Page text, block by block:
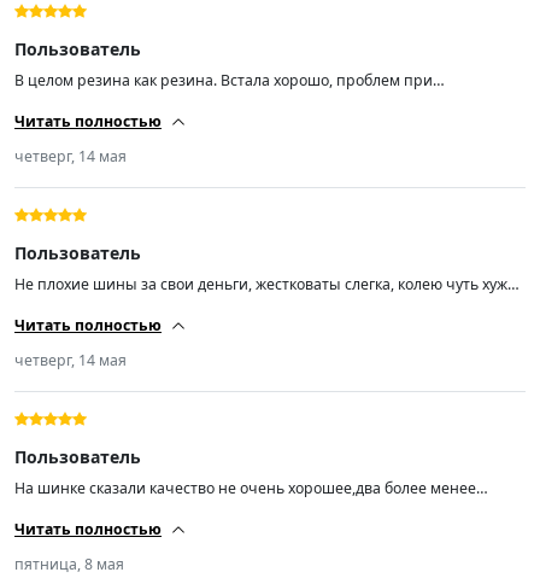
Пользователь
В целом резина как резина. Встала хорошо, проблем при
многие писали чуть шумновата, нo это мелочь.
Читать полностью
четверг, 14 мая
Пользователь
Не плохие шины за свои деньги, жестковаты слегка, колею чуть хуже
не ездил но не большие лужи без аквапланирования
Читать полностью
четверг, 14 мая
Пользователь
На шинке сказали качество не очень хорошее,два более менее
что хорошо,в любом случае лучше наших
Читать полностью
пятница, 8 мая